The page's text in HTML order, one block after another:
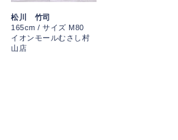
松川 竹司
165cm / サイズ M80
イオンモールむさし村
山店